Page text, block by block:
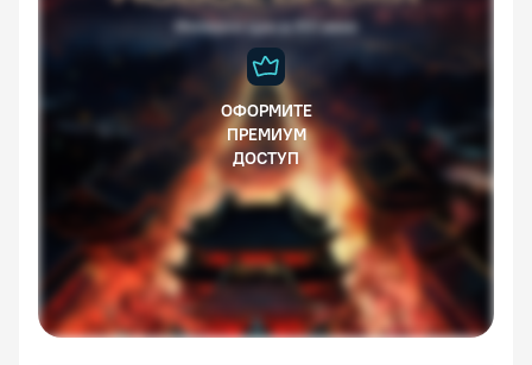
ОФОРМИТЕ
ПРЕМИУМ
ДОСТУП